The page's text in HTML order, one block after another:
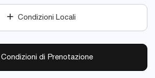
Condizioni Locali
Condizioni di Prenotazione